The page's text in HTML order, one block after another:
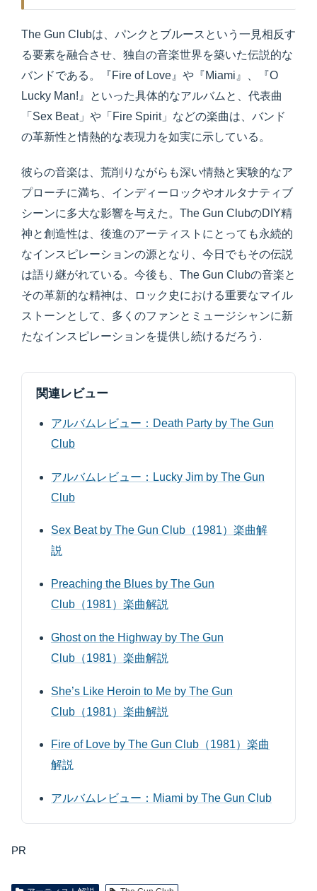
The Gun Clubは、パンクとブルースという一見相反す
る要素を融合させ、独自の音楽世界を築いた伝説的な
バンドである。『Fire of Love』や『Miami』、『O
Lucky Man!』といった具体的なアルバムと、代表曲
「Sex Beat」や「Fire Spirit」などの楽曲は、バンド
の革新性と情熱的な表現力を如実に示している。
彼らの音楽は、荒削りながらも深い情熱と実験的なア
プローチに満ち、インディーロックやオルタナティブ
シーンに多大な影響を与えた。The Gun ClubのDIY精
神と創造性は、後進のアーティストにとっても永続的
なインスピレーションの源となり、今日でもその伝説
は語り継がれている。今後も、The Gun Clubの音楽と
その革新的な精神は、ロック史における重要なマイル
ストーンとして、多くのファンとミュージシャンに新
たなインスピレーションを提供し続けるだろう.
関連レビュー
アルバムレビュー：Death Party by The Gun
Club
アルバムレビュー：Lucky Jim by The Gun
Club
Sex Beat by The Gun Club（1981）楽曲解
説
Preaching the Blues by The Gun
Club（1981）楽曲解説
Ghost on the Highway by The Gun
Club（1981）楽曲解説
She’s Like Heroin to Me by The Gun
Club（1981）楽曲解説
Fire of Love by The Gun Club（1981）楽曲
解説
アルバムレビュー：Miami by The Gun Club
PR